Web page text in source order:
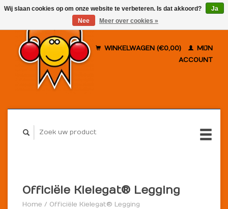
WINKELWAGEN (€0,00)
MIJN
ACCOUNT
Officiële Kielegat® Legging
Home / Officiële Kielegat® Legging
Wij slaan cookies op om onze website te verbeteren. Is dat akkoord?
Ja
Nee
Meer over cookies »